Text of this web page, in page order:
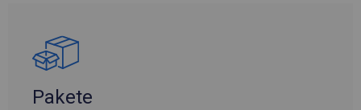
Pakete